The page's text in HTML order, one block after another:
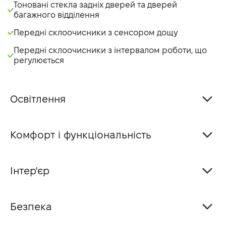
Тоновані стекла задніх дверей та дверей
багажного відділення
Передні склоочисники з сенсором дощу
Передні склоочисники з інтервалом роботи, що
регулюється
Освітлення
Комфорт і функціональність
Інтер'єр
Безпека